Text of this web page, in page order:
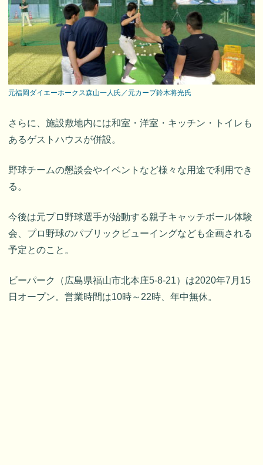
元福岡ダイエーホークス森山一人氏／元カープ鈴木将光氏
さらに、施設敷地内には和室・洋室・キッチン・トイレも
あるゲストハウスが併設。
野球チームの懇談会やイベントなど様々な用途で利用でき
る。
今後は元プロ野球選手が始動する親子キャッチボール体験
会、プロ野球のパブリックビューイングなども企画される
予定とのこと。
ビーパーク（広島県福山市北本庄5-8-21）は2020年7月15
日オープン。営業時間は10時～22時、年中無休。